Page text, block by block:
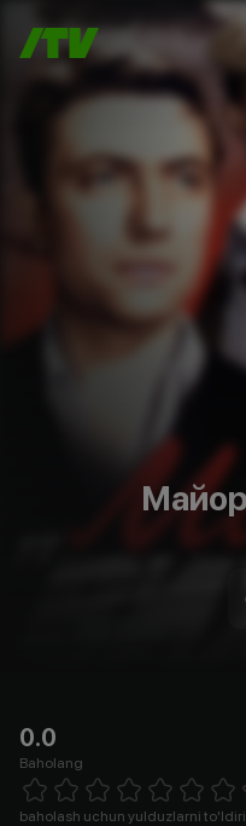
0.0
Baholang
1 Star 2 Stars 3 Stars 4 Stars5 Stars 6 Stars7 Stars
baholash uchun yulduzlarni